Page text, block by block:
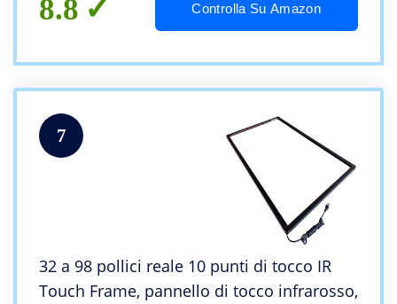
8.8 Controlla Su Amazon
7
32 a 98 pollici reale 10 punti di tocco IR
Touch Frame, pannello di tocco infrarosso,